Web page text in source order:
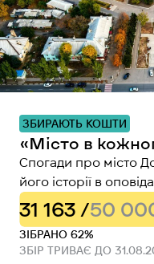
ЗБИРАЮТЬ КОШТИ
«Місто в
Спогади про місто
його історії в
31 163 /50
ЗІБРАНО 62%
ЗБІР ТРИВАЄ ДО